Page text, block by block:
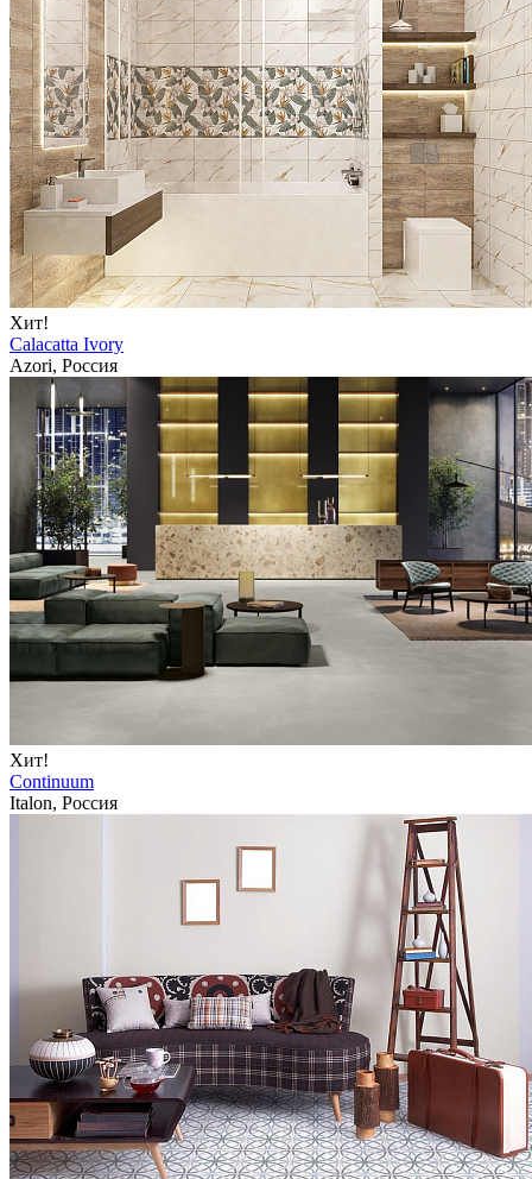
Хит!
Calacatta Ivory
Azori, Россия
Хит!
Continuum
Italon, Россия